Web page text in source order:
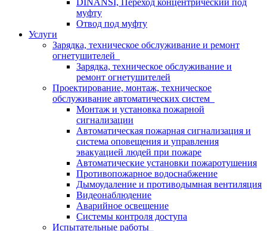
DINANSI, Переход концентрический под
муфту
Отвод под муфту
Услуги
Зарядка, техническое обслуживание и ремонт
огнетушителей
Зарядка, техническое обслуживание и
ремонт огнетушителей
Проектирование, монтаж, техническое
обслуживание автоматических систем
Монтаж и установка пожарной
сигнализации
Автоматическая пожарная сигнализация и
система оповещения и управления
эвакуацией людей при пожаре
Автоматические установки пожаротушения
Противопожарное водоснабжение
Дымоудаление и противодымная вентиляция
Видеонаблюдение
Аварийное освещение
Системы контроля доступа
Испытательные работы